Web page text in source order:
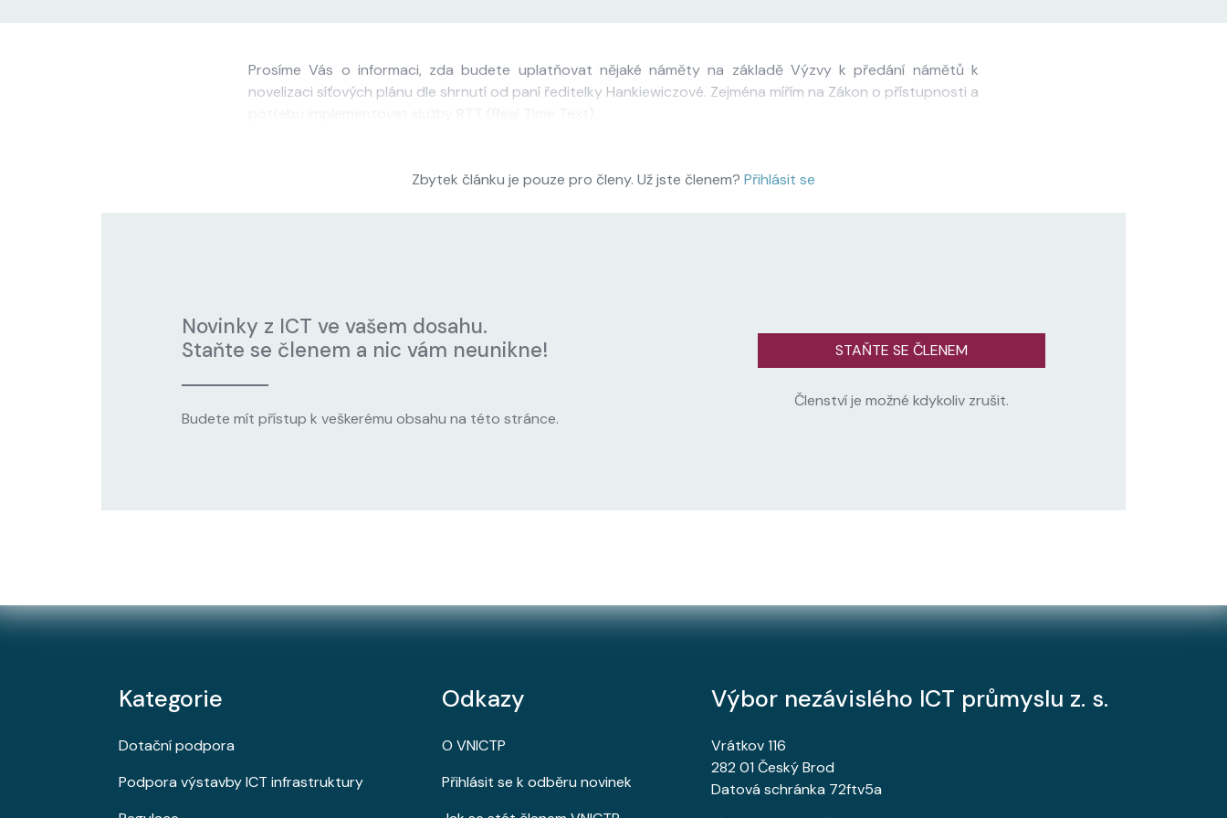
Prosíme Vás o informaci, zda budete uplatňovat nějaké náměty na základě Výzvy k předání námětů k
novelizaci síťových plánu dle shrnutí od paní ředitelky Hankiewiczové. Zejména mířím na Zákon o přístupnosti a
Zbytek článku je pouze pro členy. Už jste členem? Přihlásit se
Novinky z ICT ve vašem dosahu.
Staňte se členem a nic vám neunikne!
Budete mít přístup k veškerému obsahu na této stránce.
STAŇTE SE ČLENEM
Členství je možné kdykoliv zrušit.
Kategorie
Dotační podpora
Podpora výstavby ICT infrastruktury
Odkazy
O VNICTP
Přihlásit se k odběru novinek
Výbor nezávislého ICT průmyslu z. s.
Vrátkov 116
282 01 Český Brod
Datová schránka 72ftv5a